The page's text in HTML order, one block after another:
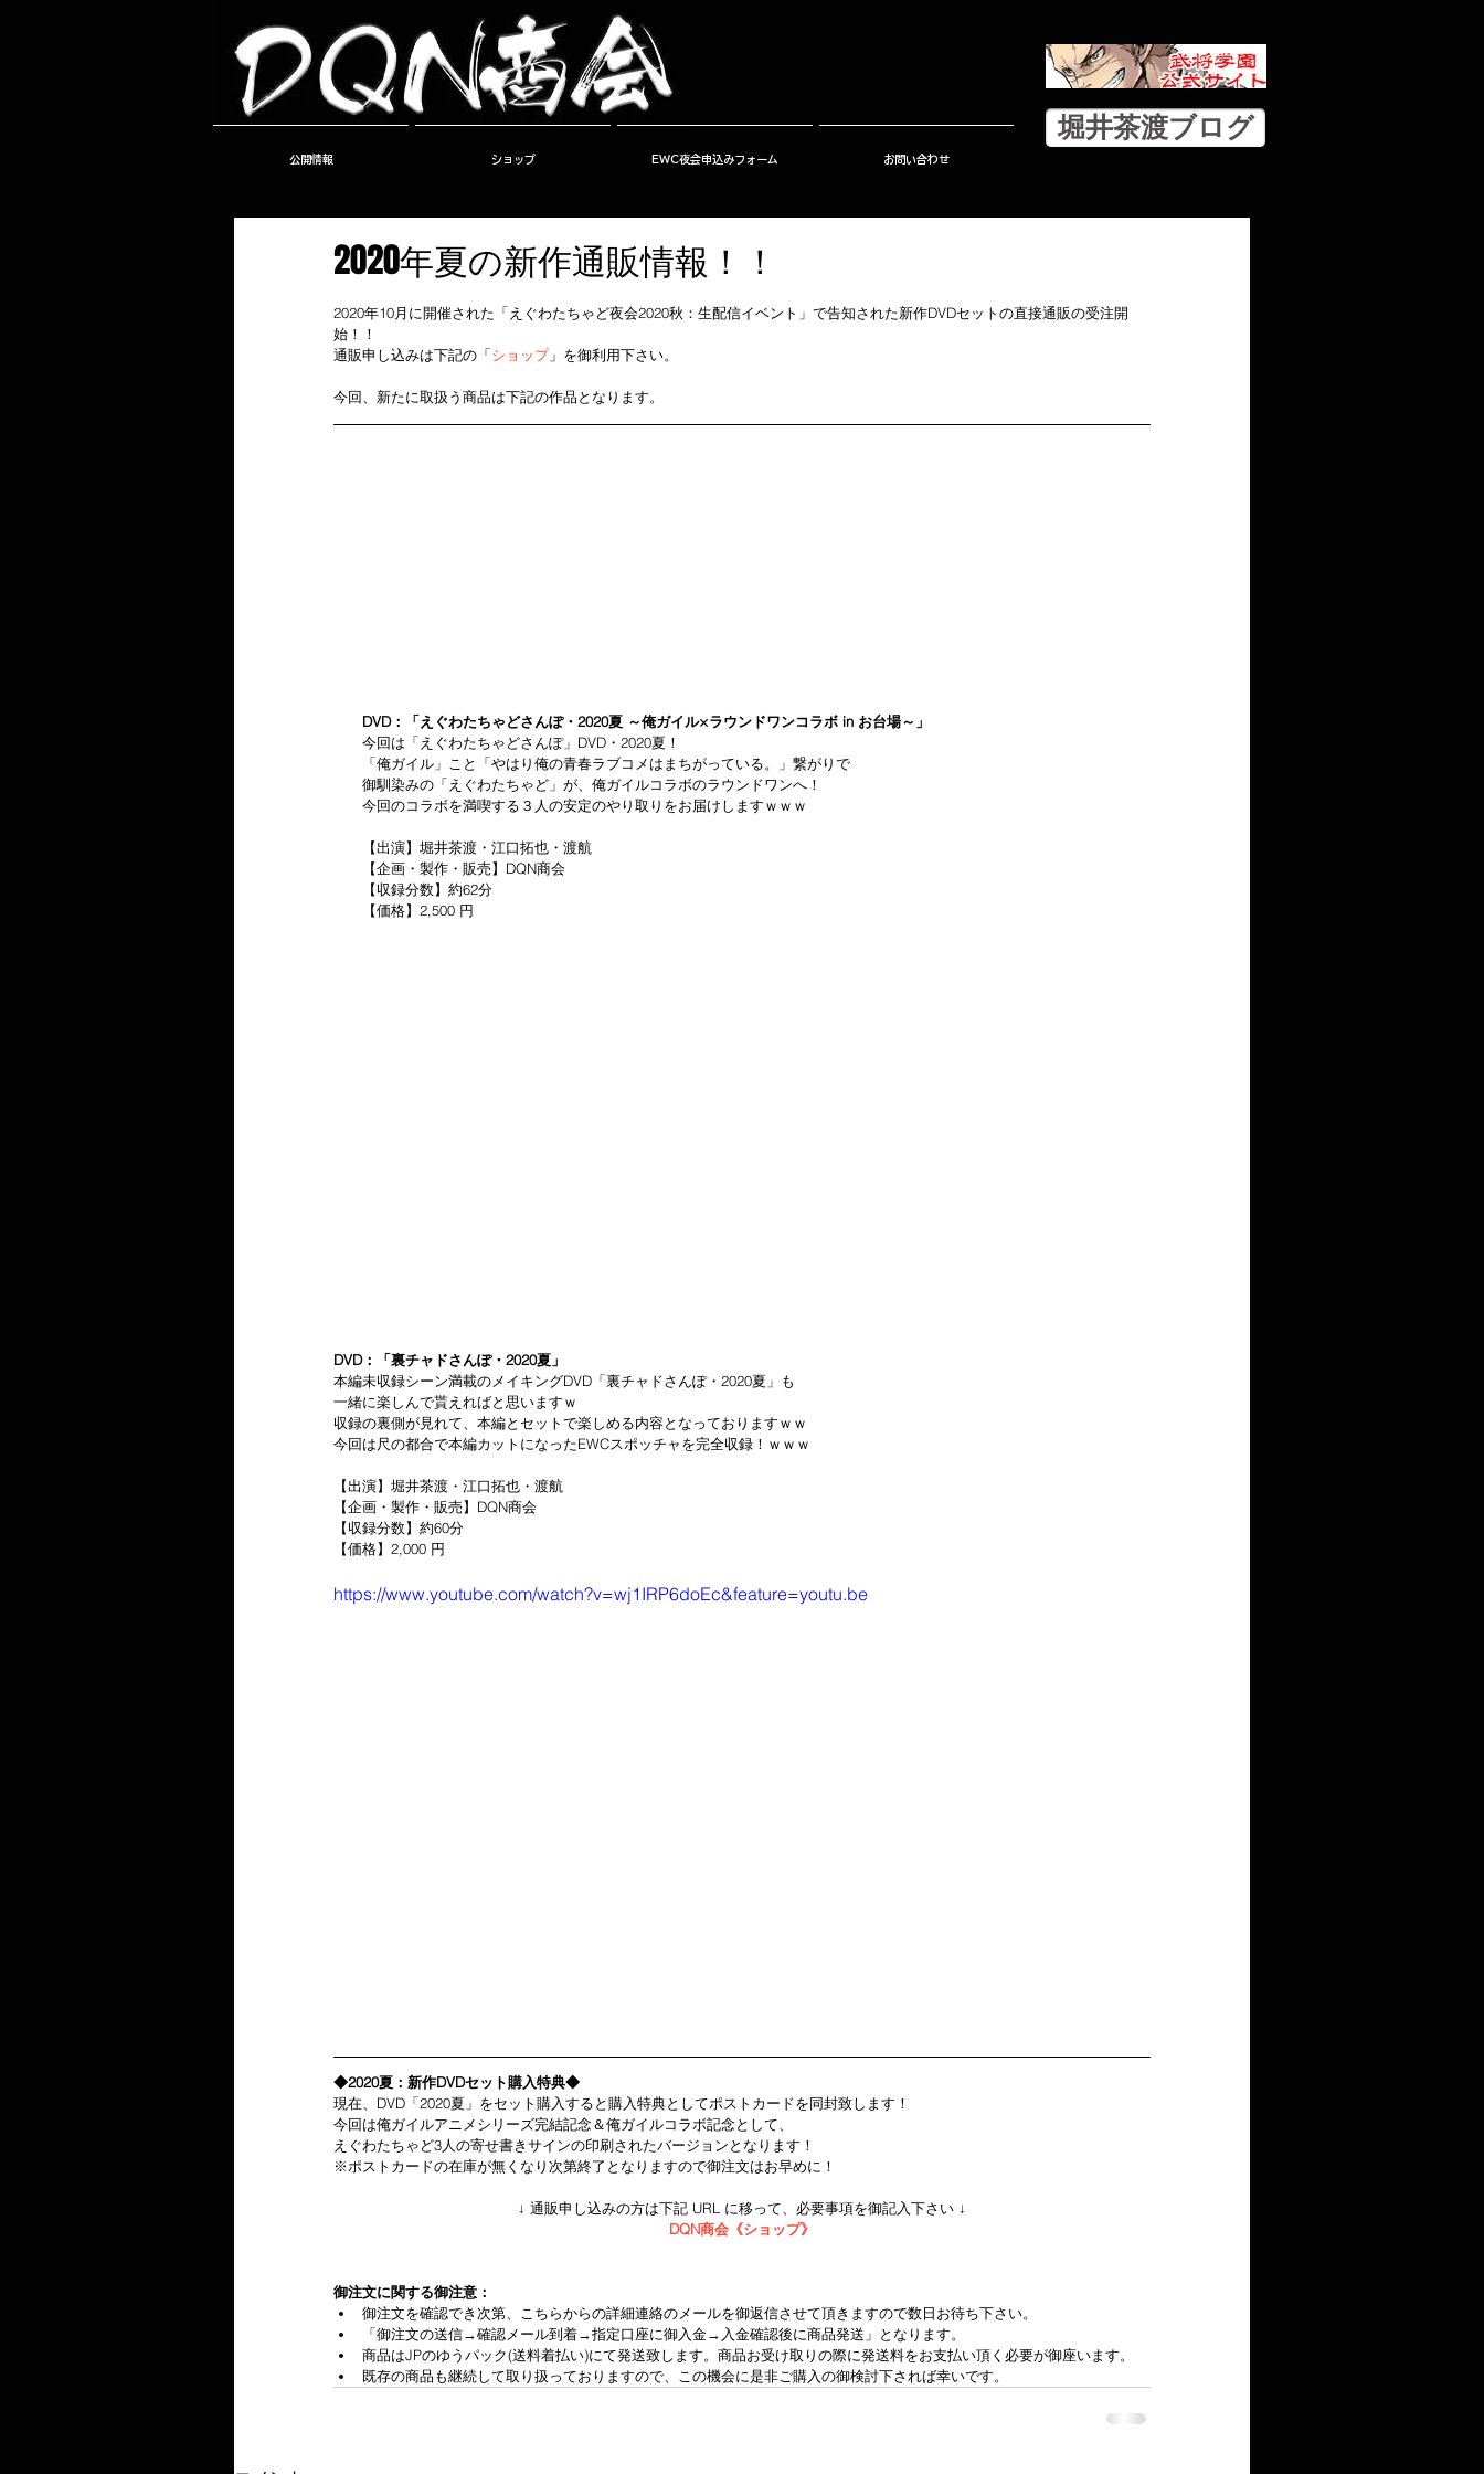
公開情報 ショップ EWC夜会申込みフォーム お問い合わせ
堀井茶渡ブログ
2020年夏の新作通販情報！！
2020年10月に開催された「えぐわたちゃど夜会2020秋：生配信イベント」で告知された新作DVDセットの直接通販の受注開
始！！
通販申し込みは下記の「ショップ」を御利用下さい。
今回、新たに取扱う商品は下記の作品となります。
DVD：
「えぐわたちゃどさんぽ・2020夏 ～俺ガイル×ラウンドワンコラボ in お台場～」
今回は「えぐわたちゃどさんぽ」DVD・2020夏！
「俺ガイル」こと「やはり俺の青春ラブコメはまちがっている。」繋がりで
御馴染みの「えぐわたちゃど」が、俺ガイルコラボのラウンドワンへ！
今回のコラボを満喫する３人の安定のやり取りをお届けしますｗｗｗ
【出演】堀井茶渡・江口拓也・渡航
【企画・製作・販売】DQN商会
【収録分数】約62分
【価格】2,500 円
DVD：「裏チャドさんぽ・2020夏」
本編未収録シーン満載のメイキングDVD「裏チャドさんぽ・2020夏」も
一緒に楽しんで貰えればと思いますｗ
収録の裏側が見れて、本編とセットで楽しめる内容となっておりますｗｗ
今回は尺の都合で本編カットになったEWCスポッチャを完全収録！ｗｗｗ
【出演】堀井茶渡・江口拓也・渡航
【企画・製作・販売】DQN商会
【収録分数】約60分
【価格】2,000 円
https://www.youtube.com/watch?v=wj1IRP6doEc&feature=youtu.be
◆2020夏：新作DVDセット購入特典◆
現在、DVD「2020夏」をセット購入すると購入特典としてポストカードを同封致します！
今回は俺ガイルアニメシリーズ完結記念＆俺ガイルコラボ記念として、
えぐわたちゃど3人の寄せ書きサインの印刷されたバージョンとなります！
※ポストカードの在庫が無くなり次第終了となりますので御注文はお早めに！
↓ 通販申し込みの方は下記 URL に移って、必要事項を御記入下さい ↓
DQN商会《ショップ》
御注文に関する御注意：
御注文を確認でき次第、こちらからの詳細連絡のメールを御返信させて頂きますので数日お待ち下さい。
「御注文の送信→確認メール到着→指定口座に御入金→入金確認後に商品発送」となります。
商品はJPのゆうパック(送料着払い)にて発送致します。商品お受け取りの際に発送料をお支払い頂く必要が御座います。
既存の商品も継続して取り扱っておりますので、この機会に是非ご購入の御検討下されば幸いです。